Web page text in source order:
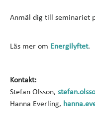
Anmäl dig till seminariet
Läs mer om Energilyftet.
Kontakt:
Stefan Olsson,
Hanna Everling,